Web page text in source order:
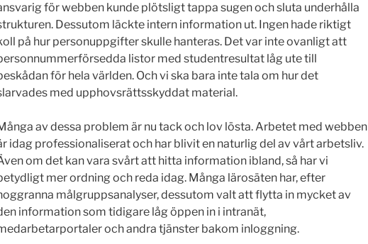
för webben kunde plötsligt tappa sugen och sluta underhålla
Dessutom läckte intern information ut. Ingen hade riktigt
på hur personuppgifter skulle hanteras. Det var inte ovanligt att
listor med studentresultat låg ute till
för hela världen. Och vi ska bara inte tala om hur det
med upphovsrättsskyddat material.
av dessa problem är nu tack och lov lösta. Arbetet med webben
idag professionaliserat och har blivit en naturlig del av vårt arbetsliv.
om det kan vara svårt att hitta information ibland, så har vi
mer ordning och reda idag. Många lärosäten har, efter
målgruppsanalyser, dessutom valt att flytta in mycket av
information som tidigare låg öppen in i intranät,
och andra tjänster bakom inloggning.